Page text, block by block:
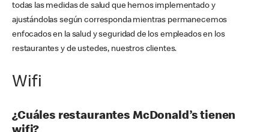
todas las medidas de salud que hemos implementado y
ajustándolas según corresponda mientras permanecemos
enfocados en la salud y seguridad de los empleados en los
restaurantes y de ustedes, nuestros clientes.
Wifi
¿Cuáles restaurantes McDonald’s tienen